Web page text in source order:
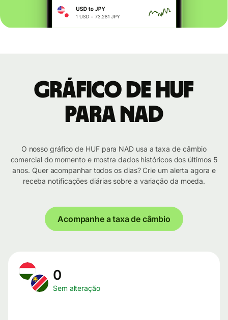
Gráfico de HUF
para NAD
O nosso gráfico de HUF para NAD usa a taxa de câmbio
comercial do momento e mostra dados históricos dos últimos 5
anos. Quer acompanhar todos os dias? Crie um alerta agora e
receba notificações diárias sobre a variação da moeda.
Acompanhe a taxa de câmbio
0
Sem alteração